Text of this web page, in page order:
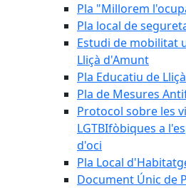
Pla "Millorem
Pla local de
Estudi de mobilitat
Lliçà d'Amunt
Pla Educatiu de
Pla de Mesures
Protocol sobre les
LGTBIfòbiques a
d'oci
Pla Local
Document Únic de